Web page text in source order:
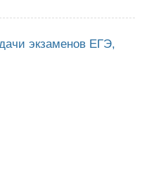
экзаменов ЕГЭ,